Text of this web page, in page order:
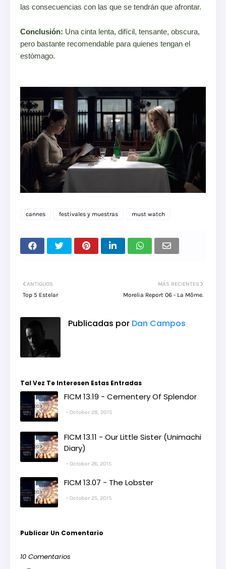
las consecuencias con las que se tendrán que afrontar.
Conclusión: Una cinta lenta, difícil, tensante, obscura,
pero bastante recomendable para quienes tengan el
estómago.
cannes festivales y muestras must watch
MÁS RECIENTES
Morelia Report 06 - La Môme.
ANTIGUOS
Top 5 Estelar
Publicadas por Dan Campos
Tal Vez Te Interesen Estas Entradas
FICM 13.19 - Cementery Of Splendor
October 28, 2015
FICM 13.11 - Our Little Sister (Unimachi
Diary)
October 26, 2015
FICM 13.07 - The Lobster
October 25, 2015
Publicar Un Comentario
10 Comentarios